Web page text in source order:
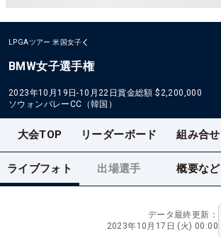
LPGAツアー 米国女子
BMW女子選手権
2023年10月19日-10月22日賞金総額 $2,200,000
ソウォンバレーCC（韓国）
大会TOP リーダーボード 組み合せ
ライブフォト 出場選手 概要など
データ最終更新：
2023年10月17日 (火) 00:00